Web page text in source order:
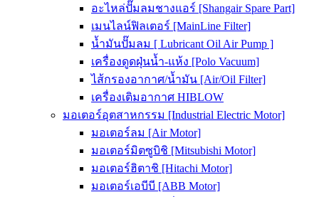
อะไหล่ปั๊มลมชางแอร์ [Shangair Spare Part]
เมนไลน์ฟิลเตอร์ [MainLine Filter]
น้ำมันปั๊มลม [ Lubricant Oil Air Pump ]
เครื่องดูดฝุ่นน้ำ-แห้ง [Polo Vacuum]
ไส้กรองอากาศ/น้ำมัน [Air/Oil Filter]
เครื่องเติมอากาศ HIBLOW
มอเตอร์อุตสาหกรรม [Industrial Electric Motor]
มอเตอร์ลม [Air Motor]
มอเตอร์มิตซูบิชิ [Mitsubishi Motor]
มอเตอร์ฮิตาชิ [Hitachi Motor]
มอเตอร์เอบีบี [ABB Motor]